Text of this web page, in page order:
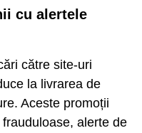
cu alertele
către site-uri
la livrarea de
Aceste promoții
alerte de